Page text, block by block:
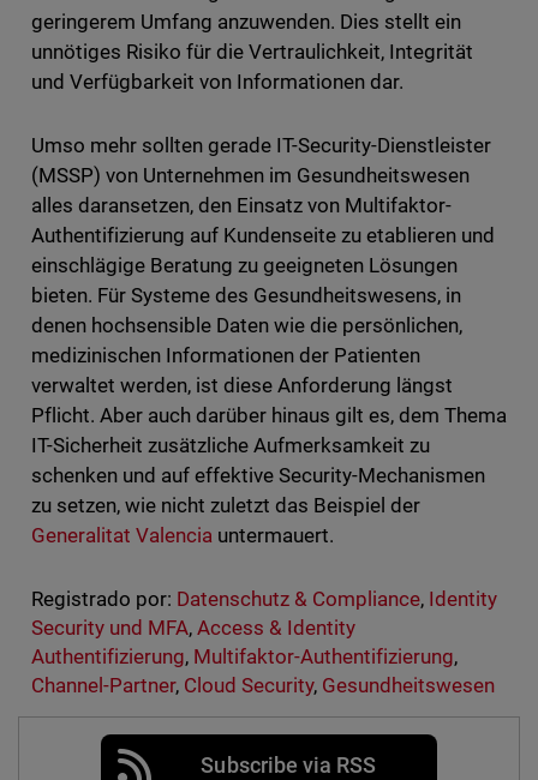
geringerem Umfang anzuwenden. Dies stellt ein
unnötiges Risiko für die Vertraulichkeit, Integrität
und Verfügbarkeit von Informationen dar.
Umso mehr sollten gerade IT-Security-Dienstleister
(MSSP) von Unternehmen im Gesundheitswesen
alles daransetzen, den Einsatz von Multifaktor-
Authentifizierung auf Kundenseite zu etablieren und
einschlägige Beratung zu geeigneten Lösungen
bieten. Für Systeme des Gesundheitswesens, in
denen hochsensible Daten wie die persönlichen,
medizinischen Informationen der Patienten
verwaltet werden, ist diese Anforderung längst
Pflicht. Aber auch darüber hinaus gilt es, dem Thema
IT-Sicherheit zusätzliche Aufmerksamkeit zu
schenken und auf effektive Security-Mechanismen
zu setzen, wie nicht zuletzt das Beispiel der
Generalitat Valenciauntermauert.
Registrado por: Datenschutz & Compliance, Identity
Security und MFA, Access & Identity
Authentifizierung, Multifaktor-Authentifizierung,
Channel-Partner, Cloud Security, Gesundheitswesen
Subscribe via RSS